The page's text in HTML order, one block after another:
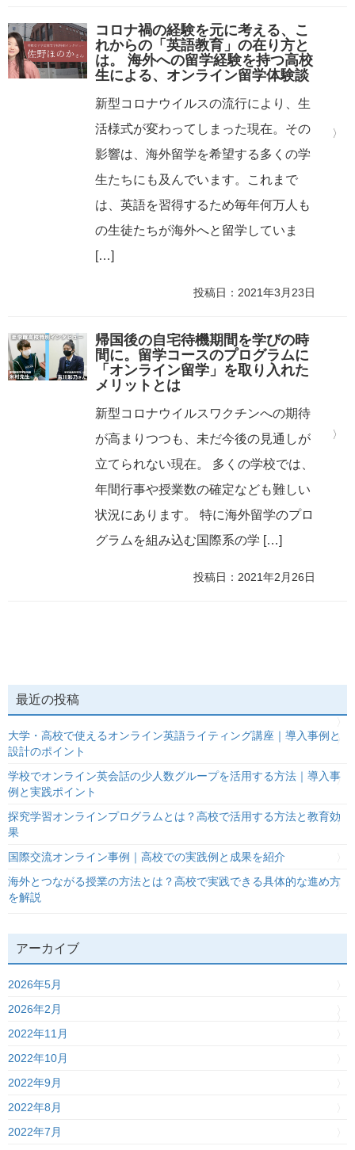
コロナ禍の経験を元に考える、こ
れからの「英語教育」の在り方と
は。 海外への留学経験を持つ高校
生による、オンライン留学体験談
新型コロナウイルスの流行により、生
活様式が変わってしまった現在。その
影響は、海外留学を希望する多くの学
生たちにも及んでいます。これまで
は、英語を習得するため毎年何万人も
の生徒たちが海外へと留学していま
[…]
投稿日：2021年3月23日
帰国後の自宅待機期間を学びの時
間に。留学コースのプログラムに
「オンライン留学」を取り入れた
メリットとは
新型コロナウイルスワクチンへの期待
が高まりつつも、未だ今後の見通しが
立てられない現在。 多くの学校では、
年間行事や授業数の確定なども難しい
状況にあります。 特に海外留学のプロ
グラムを組み込む国際系の学 […]
投稿日：2021年2月26日
最近の投稿
大学・高校で使えるオンライン英語ライティング講座｜導入事例と
設計のポイント
学校でオンライン英会話の少人数グループを活用する方法｜導入事
例と実践ポイント
探究学習オンラインプログラムとは？高校で活用する方法と教育効
果
国際交流オンライン事例｜高校での実践例と成果を紹介
海外とつながる授業の方法とは？高校で実践できる具体的な進め方
を解説
アーカイブ
2026年5月
2026年2月
2022年11月
2022年10月
2022年9月
2022年8月
2022年7月